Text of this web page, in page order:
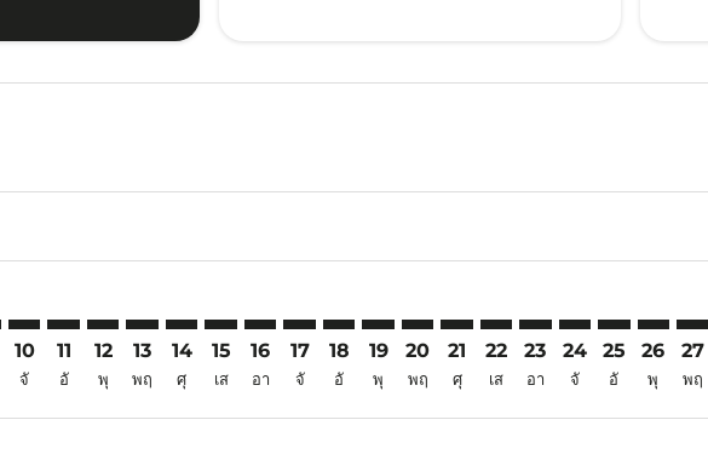
10
จั
11
อั
12
พุ
13
พฤ
14
ศุ
15
เส
16
อา
17
จั
18
อั
19
พุ
HAN–SYD: cmp-view-offers-
20
พฤ
HAN–SYD: cmp-view-offers-
21
ศุ
HAN–SYD: cmp-view-
22
เส
HAN–SYD: cmp-
23
อา
HAN–SYD:
24
จั
25
อั
26
พุ
27
พฤ